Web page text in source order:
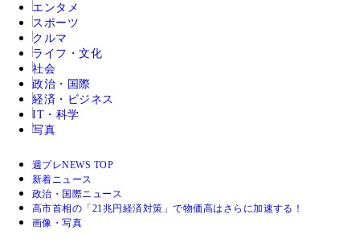
エンタメ
スポーツ
クルマ
ライフ・文化
社会
政治・国際
経済・ビジネス
IT・科学
写真
週プレNEWS TOP
新着ニュース
政治・国際ニュース
高市首相の「21兆円経済対策」で物価高はさらに加速する！
画像・写真